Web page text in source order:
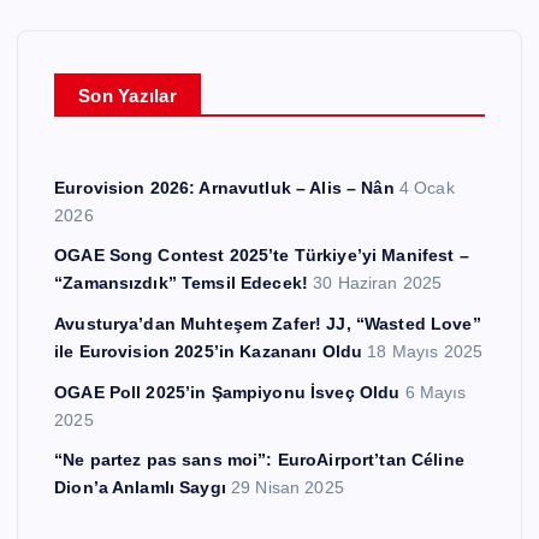
Son Yazılar
Eurovision 2026: Arnavutluk – Alis – Nân 4 Ocak
2026
OGAE Song Contest 2025’te Türkiye’yi Manifest –
“Zamansızdık” Temsil Edecek! 30 Haziran 2025
Avusturya’dan Muhteşem Zafer! JJ, “Wasted Love”
ile Eurovision 2025’in Kazananı Oldu 18 Mayıs 2025
OGAE Poll 2025’in Şampiyonu İsveç Oldu 6 Mayıs
2025
“Ne partez pas sans moi”: EuroAirport’tan Céline
Dion’a Anlamlı Saygı 29 Nisan 2025